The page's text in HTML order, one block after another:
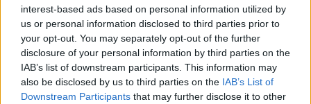
interest-based ads based on personal information utilized by
us or personal information disclosed to third parties prior to
your opt-out. You may separately opt-out of the further
disclosure of your personal information by third parties on the
IAB’s list of downstream participants. This information may
also be disclosed by us to third parties on the IAB’s List of
Downstream Participants that may further disclose it to other
Per i bambini continua il viaggio nella mitologia Giapponese a
cura di Cajka Teatro. Venerdì 6 agosto a Montecreto, alle ore
17.00 al parco dei castagni, sabato 7 agosto, nel borgo
medievale di Riolunato, in Piazza del Trebbo alle 17.00 e
domenica 8 a Fanano nel rinnovato Parco Roma sempre alle